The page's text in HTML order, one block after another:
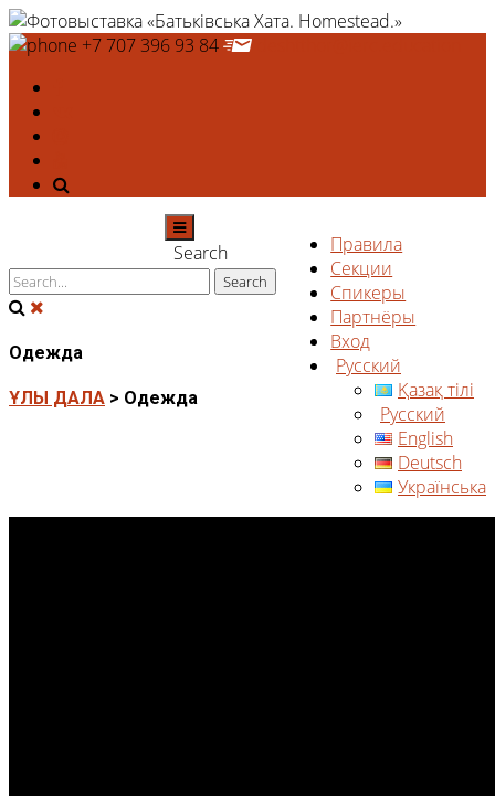
+7 707 396 93 84
Правила
Секции
Спикеры
Партнёры
Вход
Русский
Қазақ тілі
Русский
English
Deutsch
Українська
Search
Одежда
ҰЛЫ ДАЛА > Одежда